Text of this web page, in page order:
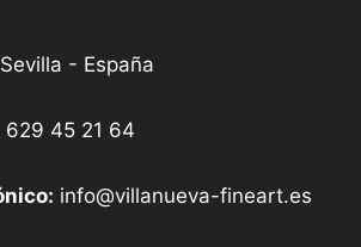
Sevilla - España
629 45 21 64
info@villanueva-fineart.es